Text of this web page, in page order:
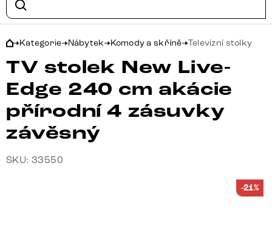
Kategorie Nábytek Komody a skříně Televizní stolky
TV stolek New Live-
Edge 240 cm akácie
přírodní 4 zásuvky
závěsný
SKU: 33550
-21%